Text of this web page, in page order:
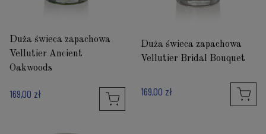
Duża świeca zapachowa
Vellutier Ancient
Oakwoods
169,00 zł
Duża świeca zapachowa
Vellutier Bridal Bouquet
169,00 zł